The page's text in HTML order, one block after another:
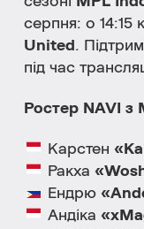
серпня: о 14:15
United .
під час
Ростер NAVI з
Карстен
Ракха
Ендрю
Андіка